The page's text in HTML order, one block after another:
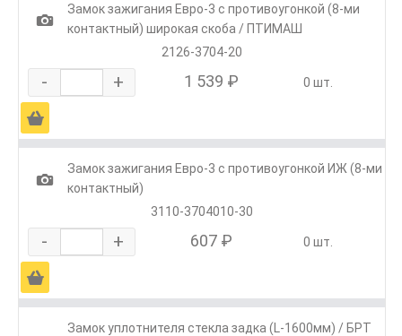
1
Замок зажигания Евро-3 с противоугонкой (8-ми
контактный) широкая скоба / ПТИМАШ
2126-3704-20
- + 1 539 ₽ 0 шт.
Ä
1
Замок зажигания Евро-3 с противоугонкой ИЖ (8-ми
контактный)
3110-3704010-30
- + 607 ₽ 0 шт.
Ä
Замок уплотнителя стекла задка (L-1600мм) / БРТ